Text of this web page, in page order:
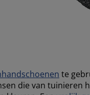
te
die van tuinieren